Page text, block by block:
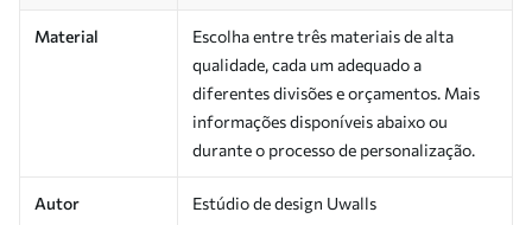
Material
Escolha entre três materiais de alta
qualidade, cada um adequado a
diferentes divisões e orçamentos. Mais
informações disponíveis abaixo ou
durante o processo de personalização.
Autor Estúdio de design Uwalls